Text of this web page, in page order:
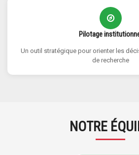
Pilotage
Un outil stratégique pour orienter les
de recherche
NOTRE